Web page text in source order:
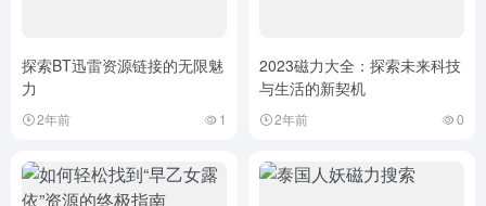
探索BT迅雷资源链接的无限魅
力
2年前 1
2023磁力大全：探索未来科技
与生活的新契机
2年前 0